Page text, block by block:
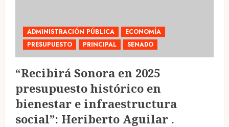
ADMINISTRACIÓN PÚBLICA
ECONOMÍA
PRESUPUESTO
PRINCIPAL SENADO
“Recibirá Sonora en 2025
presupuesto histórico en
bienestar e infraestructura
social”: Heriberto Aguilar .